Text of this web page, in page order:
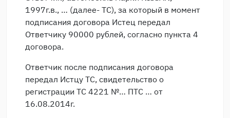
1997г.в., … (далее- ТС), за который в момент
подписания договора Истец передал
Ответчику 90000 рублей, согласно пункта 4
договора.
Ответчик после подписания договора
передал Истцу ТС, свидетельство о
регистрации ТС 4221 №… ПТС … от
16.08.2014г.